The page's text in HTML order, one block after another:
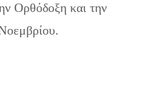
Ορθόδοξη και την